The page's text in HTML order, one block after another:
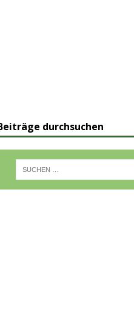
durchsuchen